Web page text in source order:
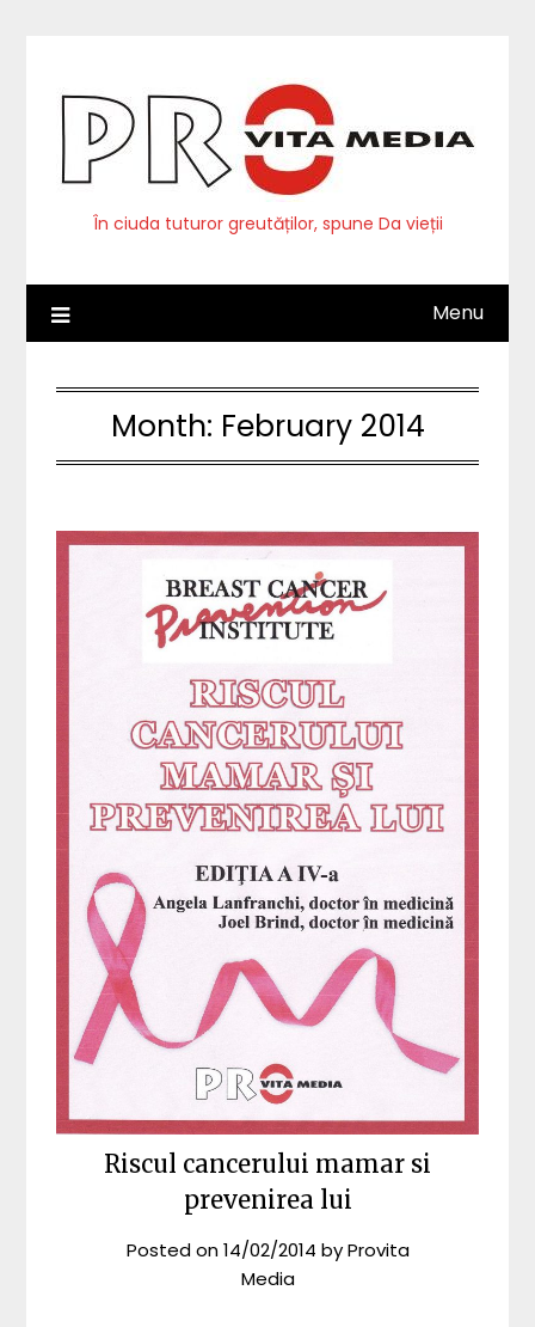
În ciuda tuturor greutăților, spune Da vieții
Menu
Month: February 2014
Riscul cancerului mamar si
prevenirea lui
Posted on14/02/2014 byProvita
Media